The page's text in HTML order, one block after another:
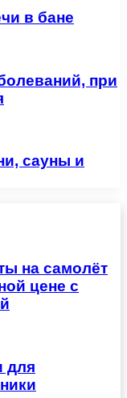
в бане
при
сауны и
на самолёт
цене с
для